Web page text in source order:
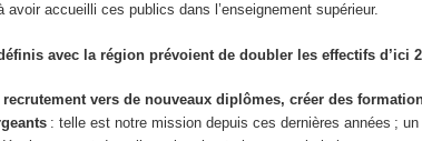
avoir accueilli ces publics dans l’enseignement supérieur.
avec la région prévoient de doubler les effectifs d’ici
recrutement vers de nouveaux diplômes, créer des
: telle est notre mission depuis ces dernières années ;